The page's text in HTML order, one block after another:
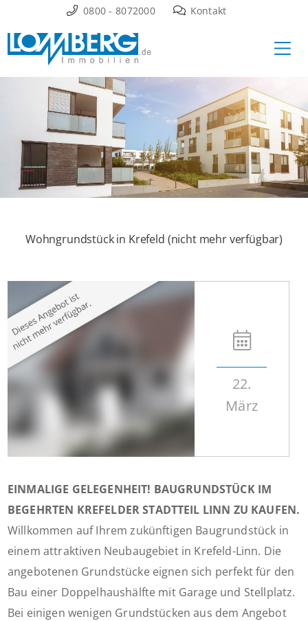
Inhalt
springen
0800 - 8072000 Kontakt
Wohngrundstück in Krefeld (nicht mehr verfügbar)
22.
März
EINMALIGE GELEGENHEIT! BAUGRUNDSTÜCK IM
BEGEHRTEN KREFELDER STADTTEIL LINN ZU KAUFEN.
Willkommen auf Ihrem zukünftigen Baugrundstück in
einem attraktiven Neubaugebiet in Krefeld-Linn. Die
angebotenen Grundstücke eignen sich perfekt für den
Bau einer Doppelhaushälfte mit Garage und Stellplatz.
Bei einigen wenigen Grundstücken aus dem Angebot